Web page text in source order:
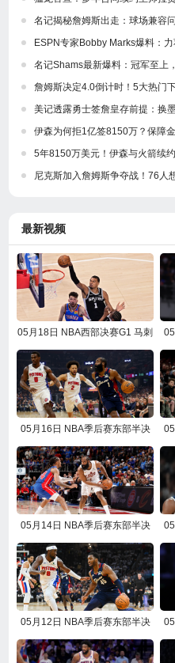
名记揭秘詹姆斯出走：球场兼容问题并非主因，
ESPN专家Bobby Marks爆料：力荐骑士为詹姆
名记Shams最新爆料：冠军至上，金钱
詹姆斯决定4.0倒计时！5大热门下家
美记透露勇士签詹皇存前提：换墨菲提
伊森为何拒1亿签8150万？保障金额
5年8150万美元！伊森与火箭续约
尼克斯加入詹姆斯争夺战！76人
最新视频
05月18日 NBA西部决赛G1 马刺
05月16日 NBA季后赛东部半决
05月14日 NBA季后赛东部半决
05月12日 NBA季后赛东部半决